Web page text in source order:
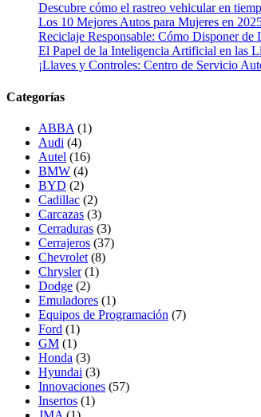
Descubre cómo el rastreo vehicular en
Los 10 Mejores Autos para Mujeres en
Reciclaje Responsable: Cómo Disponer
El Papel de la Inteligencia Artificial en las
¡Llaves y Controles: Centro de Servicio
Categorías
ABBA (1)
Audi (4)
Autel (16)
BMW (4)
BYD (2)
Cadillac (2)
Carcazas (3)
Cerraduras (3)
Cerrajeros (37)
Chevrolet (8)
Chrysler (1)
Dodge (2)
Emuladores (1)
Equipos de Programación (7)
Ford (1)
GM (1)
Honda (3)
Hyundai (3)
Innovaciones (57)
Insertos (1)